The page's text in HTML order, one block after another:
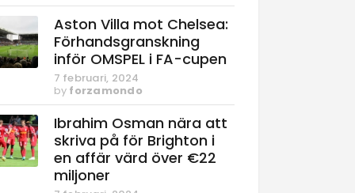
Aston Villa mot Chelsea:
Förhandsgranskning
inför OMSPEL i FA-cupen
7 februari, 2024
by forzamondo
Ibrahim Osman nära att
skriva på för Brighton i
en affär värd över €22
miljoner